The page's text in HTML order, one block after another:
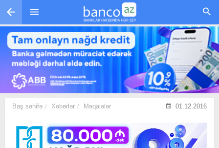
Skip to main content
Baş səhifə Xəbərlər Məqalələr 01.12.2016